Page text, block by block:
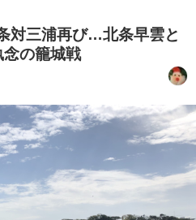
対三浦再び…北条早雲と
念の籠城戦